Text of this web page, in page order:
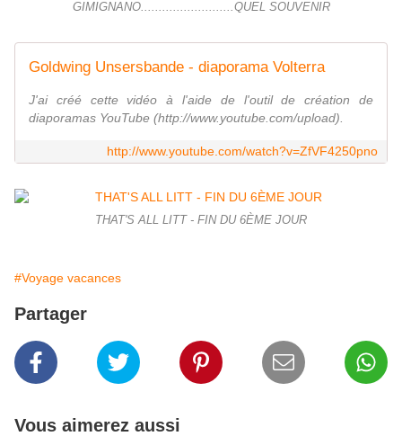
GIMIGNANO..........................QUEL SOUVENIR
Goldwing Unsersbande - diaporama Volterra
J'ai créé cette vidéo à l'aide de l'outil de création de
diaporamas YouTube (http://www.youtube.com/upload).
http://www.youtube.com/watch?v=ZfVF4250pno
THAT'S ALL LITT - FIN DU 6ÈME JOUR
#Voyage vacances
Partager
Vous aimerez aussi